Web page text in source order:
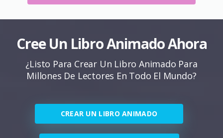
Cree Un Libro Animado Ahora
¿Listo Para Crear Un Libro Animado Para
Millones De Lectores En Todo El Mundo?
CREAR UN LIBRO ANIMADO